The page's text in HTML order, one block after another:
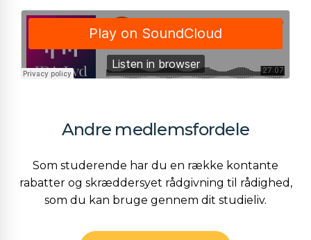
Andre medlemsfordele
Som studerende har du en række kontante
rabatter og skræddersyet rådgivning til rådighed,
som du kan bruge gennem dit studieliv.